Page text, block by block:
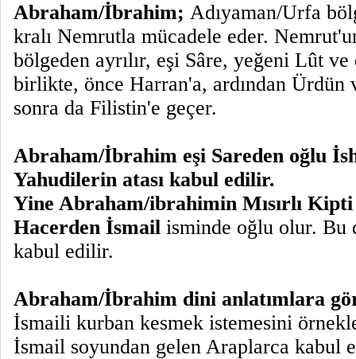
Abraham/İbrahim; Adıyaman/Urfa
kralı Nemrutla mücadele eder.
bölgeden ayrılır, eşi Sâre, yeğeni Lût
birlikte, önce Harran'a, ardından Ürdün
sonra da Filistin'e geçer.
Abraham/İbrahim eşi Sareden oğlu
Yahudilerin atası kabul edilir.
Yine Abraham/ibrahimin Mısırlı
Hacerden İsmail isminde oğlu olur. Bu
kabul edilir.
Abraham/İbrahim dini anlatımlara
İsmaili kurban kesmek istemesini
İsmail soyundan gelen Araplarca kabul